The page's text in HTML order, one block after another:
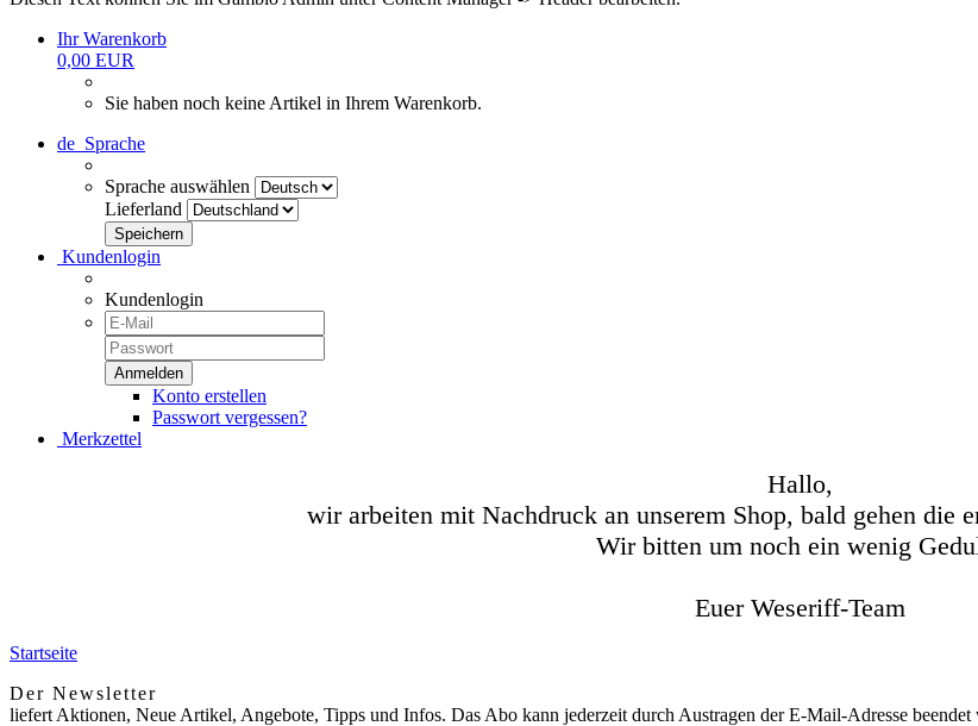
Ihr Warenkorb
0,00 EUR
Sie haben noch keine Artikel in Ihrem Warenkorb.
de Sprache
Sprache auswählen
Lieferland
Kundenlogin
Kundenlogin
Konto erstellen
Passwort vergessen?
Merkzettel
Hallo,
wir arbeiten mit Nachdruck an unserem Shop, bald gehen die
Wir bitten um noch ein wenig
Euer Weseriff-Team
Startseite
Der Newsletter
liefert Aktionen, Neue Artikel, Angebote, Tipps und Infos. Das Abo kann jederzeit durch Austragen der E-Mail-Adresse beendet